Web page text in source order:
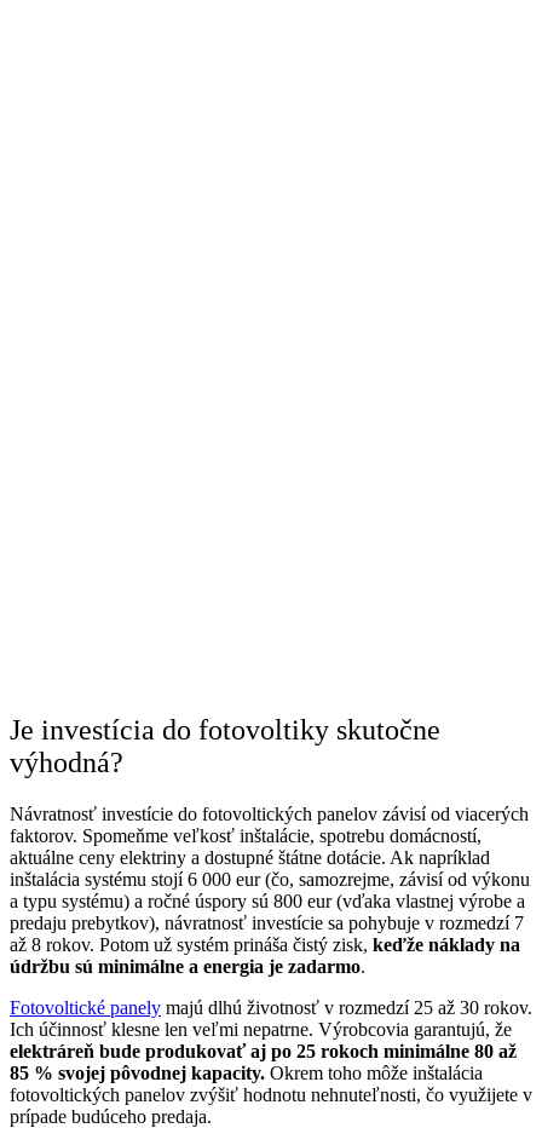
Je investícia do fotovoltiky skutočne
výhodná?
Návratnosť investície do fotovoltických panelov závisí od viacerých
faktorov. Spomeňme veľkosť inštalácie, spotrebu domácností,
aktuálne ceny elektriny a dostupné štátne dotácie. Ak napríklad
inštalácia systému stojí 6 000 eur (čo, samozrejme, závisí od výkonu
a typu systému) a ročné úspory sú 800 eur (vďaka vlastnej výrobe a
predaju prebytkov), návratnosť investície sa pohybuje v rozmedzí 7
až 8 rokov. Potom už systém prináša čistý zisk, keďže náklady na
údržbu sú minimálne a energia je zadarmo.
Fotovoltické panely majú dlhú životnosť v rozmedzí 25 až 30 rokov.
Ich účinnosť klesne len veľmi nepatrne. Výrobcovia garantujú, že
elektráreň bude produkovať aj po 25 rokoch minimálne 80 až
85 % svojej pôvodnej kapacity. Okrem toho môže inštalácia
fotovoltických panelov zvýšiť hodnotu nehnuteľnosti, čo využijete v
prípade budúceho predaja.